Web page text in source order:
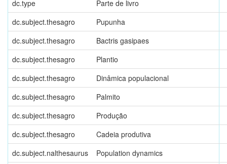
dc.type
Parte de livro
dc.subject.thesagro
Pupunha
dc.subject.thesagro
Bactris gasipaes
dc.subject.thesagro
Plantio
dc.subject.thesagro
Dinâmica populacional
dc.subject.thesagro
Palmito
dc.subject.thesagro
Produção
dc.subject.thesagro
Cadeia produtiva
dc.subject.nalthesaurus
Population dynamics